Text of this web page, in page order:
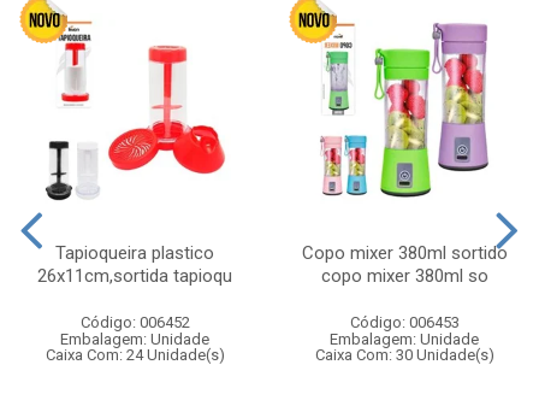
Tapioqueira plastico
26x11cm,sortida tapioqu
Código: 006452
Embalagem: Unidade
Caixa Com: 24 Unidade(s)
Copo mixer 380ml sortido
copo mixer 380ml so
Código: 006453
Embalagem: Unidade
Caixa Com: 30 Unidade(s)